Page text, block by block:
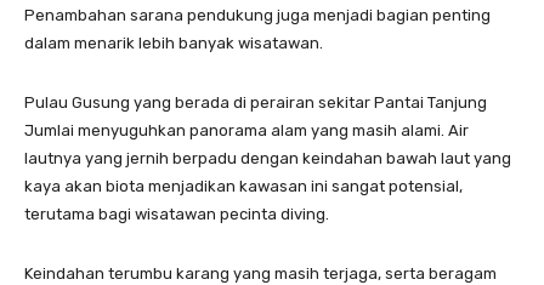
Penambahan sarana pendukung juga menjadi bagian penting
dalam menarik lebih banyak wisatawan.
Pulau Gusung yang berada di perairan sekitar Pantai Tanjung
Jumlai menyuguhkan panorama alam yang masih alami. Air
lautnya yang jernih berpadu dengan keindahan bawah laut yang
kaya akan biota menjadikan kawasan ini sangat potensial,
terutama bagi wisatawan pecinta diving.
Keindahan terumbu karang yang masih terjaga, serta beragam